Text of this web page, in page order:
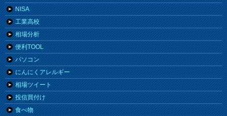
NISA
工業高校
相場分析
便利TOOL
パソコン
にんにくアレルギー
相場ツイート
投信買付け
食べ物